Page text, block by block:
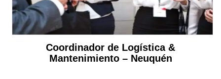
Coordinador de Logística &
Mantenimiento – Neuquén